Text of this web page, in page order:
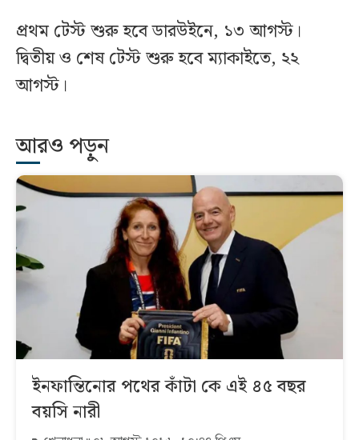
প্রথম টেস্ট শুরু হবে ডারউইনে, ১৩ আগস্ট।
দ্বিতীয় ও শেষ টেস্ট শুরু হবে ম্যাকাইতে, ২২
আগস্ট।
আরও পড়ুন
ইনফান্তিনোর পথের কাঁটা কে এই ৪৫ বছর
বয়সি নারী